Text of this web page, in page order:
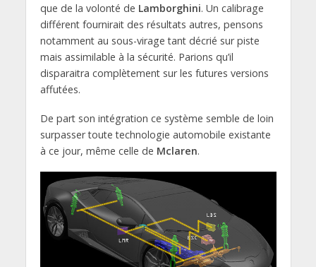
que de la volonté de Lamborghini. Un calibrage
différent fournirait des résultats autres, pensons
notamment au sous-virage tant décrié sur piste
mais assimilable à la sécurité. Parions qu’il
disparaitra complètement sur les futures versions
affutées.
De part son intégration ce système semble de loin
surpasser toute technologie automobile existante
à ce jour, même celle de Mclaren.